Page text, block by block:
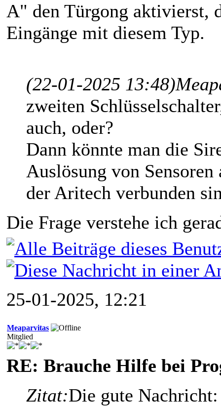
A" den Türgong aktivierst,
Eingänge mit diesem Typ.
(22-01-2025 13:48)
zweiten
auch, oder?
Dann könnte man die
Auslösung von
der Aritech verbunden
Die Frage verstehe ich
25-01-2025, 12:21
Meaparvitas
Mitglied
RE: Brauche Hilfe bei
Zitat:Die gute